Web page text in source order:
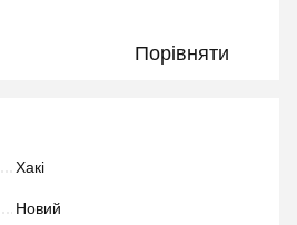
Порівняти
Хакi
Новий